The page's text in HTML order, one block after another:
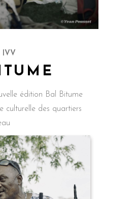
IVV
édition Bal Bitume
culturelle des quartiers